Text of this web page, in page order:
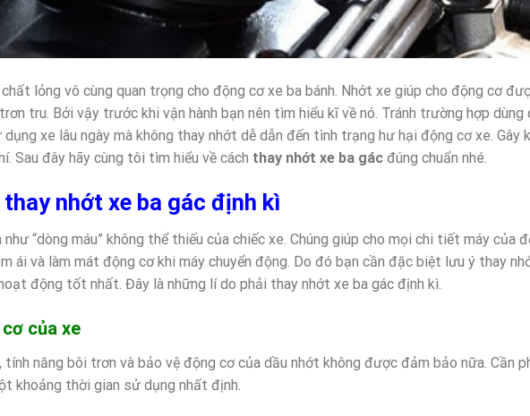
lỏng vô cùng quan trọng cho động cơ xe ba bánh. Nhớt xe giúp cho động cơ
tru. Bởi vậy trước khi vận hành bạn nên tìm hiểu kĩ về nó. Tránh trường hợp dùng
xe lâu ngày mà không thay nhớt dễ dẫn đến tình trạng hư hại động cơ xe. Gây
Sau đây hãy cùng tôi tìm hiểu về cách thay nhớt xe ba gác đúng chuẩn nhé.
nhớt xe ba gác định kì
“dòng máu” không thể thiếu của chiếc xe. Chúng giúp cho mọi chi tiết máy của
ái và làm mát động cơ khi máy chuyển động. Do đó bạn cần đặc biệt lưu ý thay
động tốt nhất. Đây là những lí do phải thay nhớt xe ba gác định kì.
của xe
năng bôi trơn và bảo vệ động cơ của dầu nhớt không được đảm bảo nữa. Cần
khoảng thời gian sử dụng nhất định.